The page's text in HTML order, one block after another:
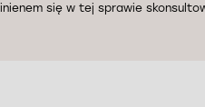
się w tej sprawie